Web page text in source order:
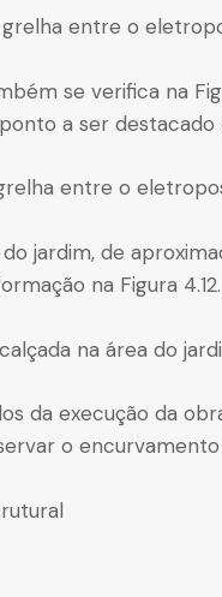
grelha entre o
se verifica na
a ser destacado
grelha entre o
jardim, de
na Figura 4.12.
na área do
da execução da
o encurvamento